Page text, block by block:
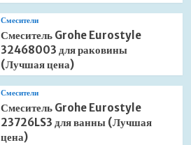
Смесители
Смеситель Grohe Eurostyle
32468003 для раковины
(Лучшая цена)
Смесители
Смеситель Grohe Eurostyle
23726LS3 для ванны (Лучшая
цена)